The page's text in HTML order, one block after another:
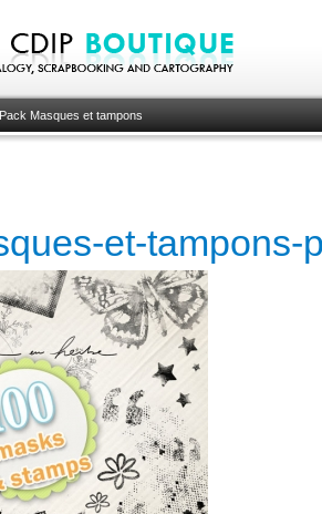
Pack Masques et tampons
et-tampons-